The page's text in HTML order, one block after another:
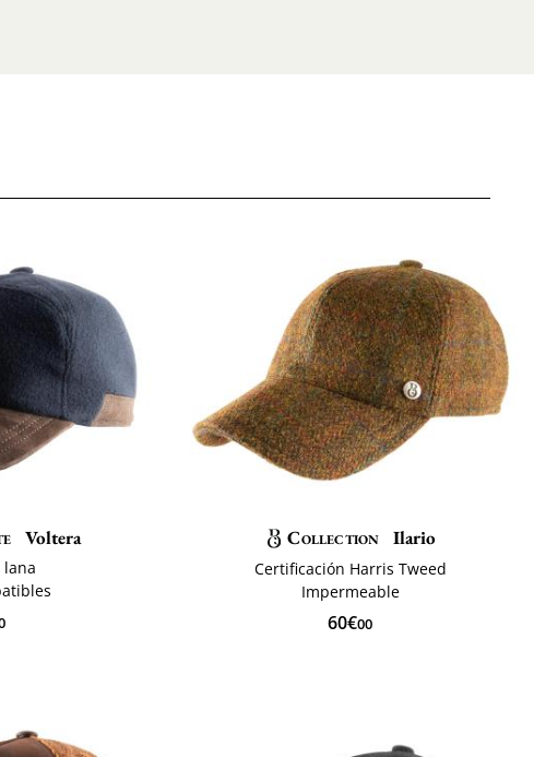
Voltera
lana
Collection Ilario
Certificación Harris Tweed
Impermeable
60€00